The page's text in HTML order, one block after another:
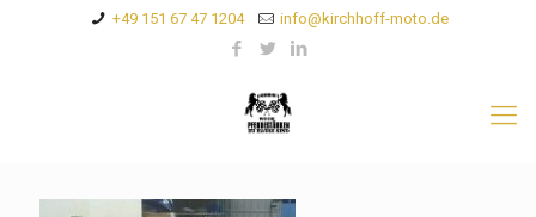
+49 151 67 47 1204 info@kirchhoff-moto.de